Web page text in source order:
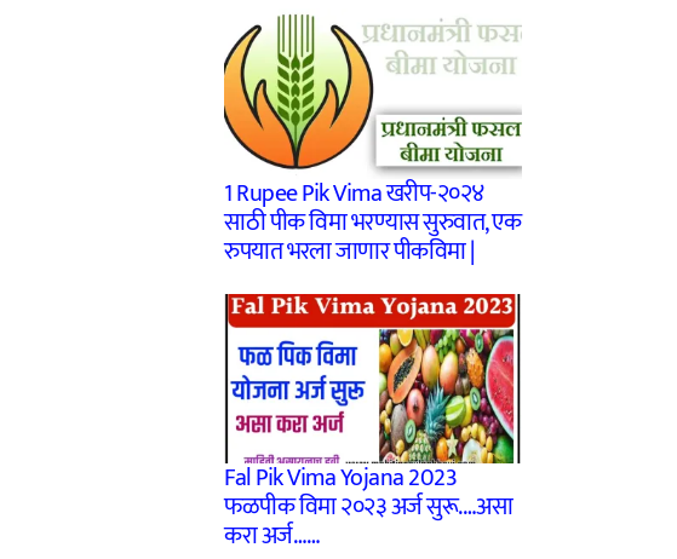
1 Rupee Pik Vima खरीप-२०२४
साठी पीक विमा भरण्यास सुरुवात, एक
रुपयात भरला जाणार पीकविमा |
Fal Pik Vima Yojana 2023
फळपीक विमा २०२३ अर्ज सुरू.…असा
करा अर्ज……